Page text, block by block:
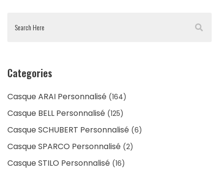
Categories
Casque ARAI Personnalisé (164)
Casque BELL Personnalisé (125)
Casque SCHUBERT Personnalisé (6)
Casque SPARCO Personnalisé (2)
Casque STILO Personnalisé (16)